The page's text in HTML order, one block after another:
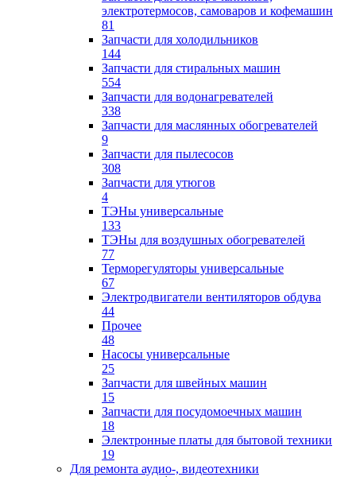
электротермосов, самоваров и кофемашин
81
Запчасти для холодильников
144
Запчасти для стиральных машин
554
Запчасти для водонагревателей
338
Запчасти для маслянных обогревателей
9
Запчасти для пылесосов
308
Запчасти для утюгов
4
ТЭНы универсальные
133
ТЭНы для воздушных обогревателей
77
Терморегуляторы универсальные
67
Электродвигатели вентиляторов обдува
44
Прочее
48
Насосы универсальные
25
Запчасти для швейных машин
15
Запчасти для посудомоечных машин
18
Электронные платы для бытовой техники
19
Для ремонта аудио-, видеотехники